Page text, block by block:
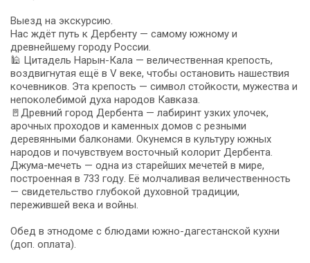
Выезд на экскурсию.
Нас ждёт путь к Дербенту — самому южному и
древнейшему городу России.
🕌 Цитадель Нарын-Кала — величественная крепость,
воздвигнутая ещё в V веке, чтобы остановить нашествия
кочевников. Эта крепость — символ стойкости, мужества и
непоколебимой духа народов Кавказа.
🚪Древний город Дербента — лабиринт узких улочек,
арочных проходов и каменных домов с резными
деревянными балконами. Окунемся в культуру южных
народов и почувствуем восточный колорит Дербента.
Джума-мечеть — одна из старейших мечетей в мире,
построенная в 733 году. Её молчаливая величественность
— свидетельство глубокой духовной традиции,
пережившей века и войны.
Обед в этнодоме с блюдами южно-дагестанской кухни
(доп. оплата).